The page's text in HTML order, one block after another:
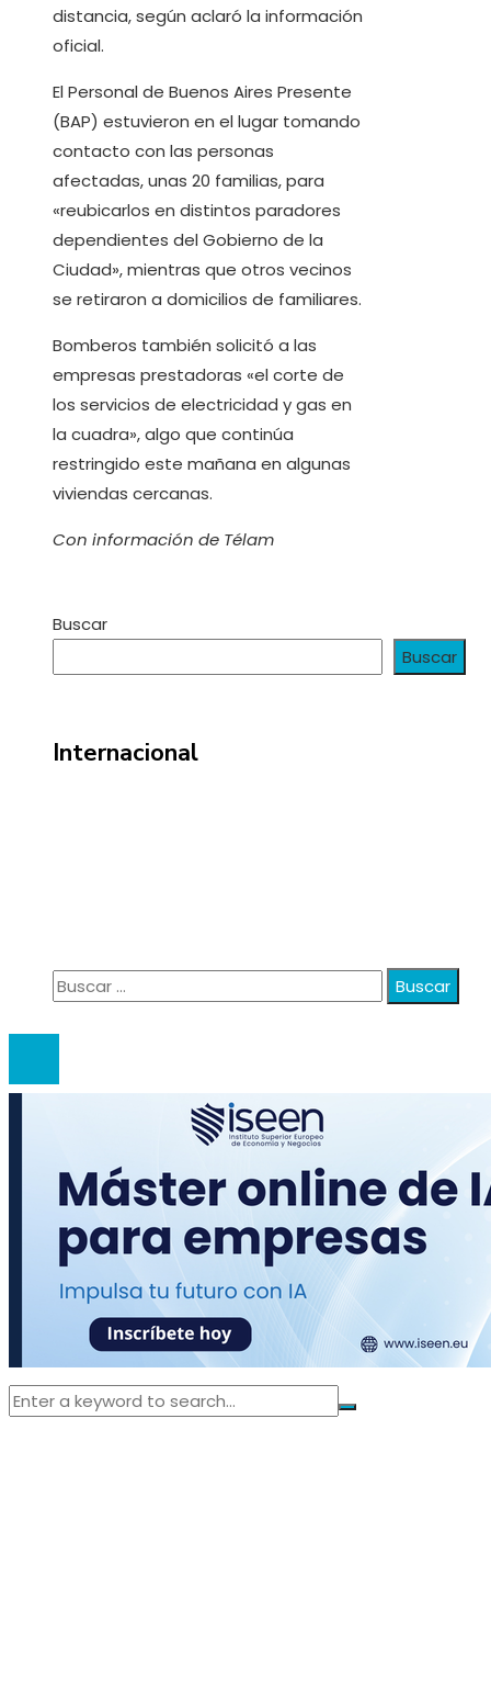
distancia, según aclaró la información
oficial.
El Personal de Buenos Aires Presente
(BAP) estuvieron en el lugar tomando
contacto con las personas
afectadas, unas 20 familias, para
«reubicarlos en distintos paradores
dependientes del Gobierno de la
Ciudad», mientras que otros vecinos
se retiraron a domicilios de familiares.
Bomberos también solicitó a las
empresas prestadoras «el corte de
los servicios de electricidad y gas en
la cuadra», algo que continúa
restringido este mañana en algunas
viviendas cercanas.
Con información de Télam
Buscar
Buscar
Internacional
Buscar: